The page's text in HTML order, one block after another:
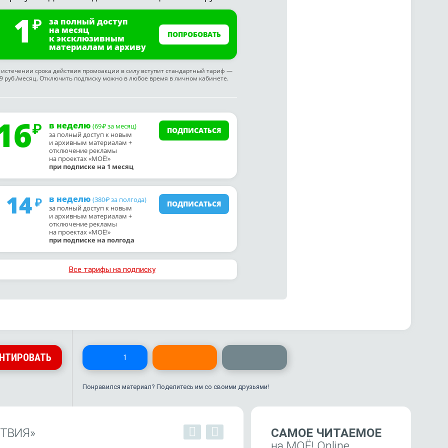
1 за полный доступ
на месяц
к эксклюзивным
материалам и архиву
ПОПРОБОВАТЬ
срока действия промоакции в силу вступит стандартный тариф —
руб./месяц. Отключить подписку можно в любое время в личном кабинете.
в неделю (69₽ за месяц)
за полный доступ к новым
и архивным материалам +
отключение рекламы
на проектах «МОЁ!»
при подписке на 1 месяц
ПОДПИСАТЬСЯ
14 в неделю (380₽ за полгода)
за полный доступ к новым
и архивным материалам +
отключение рекламы
на проектах «МОЁ!»
при подписке на полгода
ПОДПИСАТЬСЯ
Все тарифы на подписку
1
Понравился материал? Поделитесь им со своими друзьями!
САМОЕ ЧИТАЕМОЕ